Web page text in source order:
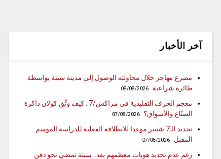
آخر الأخبار
مصرع مهاجر خلال محاولته الوصول إلى مدينة سبتة بواسطة
طائرة شراعية
08/08/2026
معجم الحرف التقليدية في مراكش/7.. كيف وثّق كولان ذاكرة
الصنّاع والأسواق؟
07/08/2026
تحديد الـ7 شتنبر موعدا للانطلاقة الفعلية للدراسة الموسم
المقبل
07/08/2026
رغم عدم تحديد هويات معظمهم بعد.. سبتة تمضي نحو دفن